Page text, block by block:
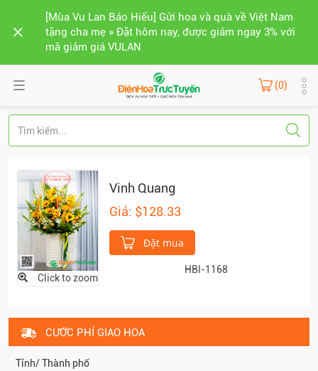
[Mùa Vu Lan Báo Hiếu] Gửi hoa và quà về Việt Nam
tặng cha mẹ » Đặt hôm nay, được giảm ngay 3% với
mã giảm giá VULAN
(0)
Click to zoom
Vinh Quang
Giá: $128.33
Đặt mua
HBI-1168
CƯỚC PHÍ GIAO HOA
Tỉnh/ Thành phố